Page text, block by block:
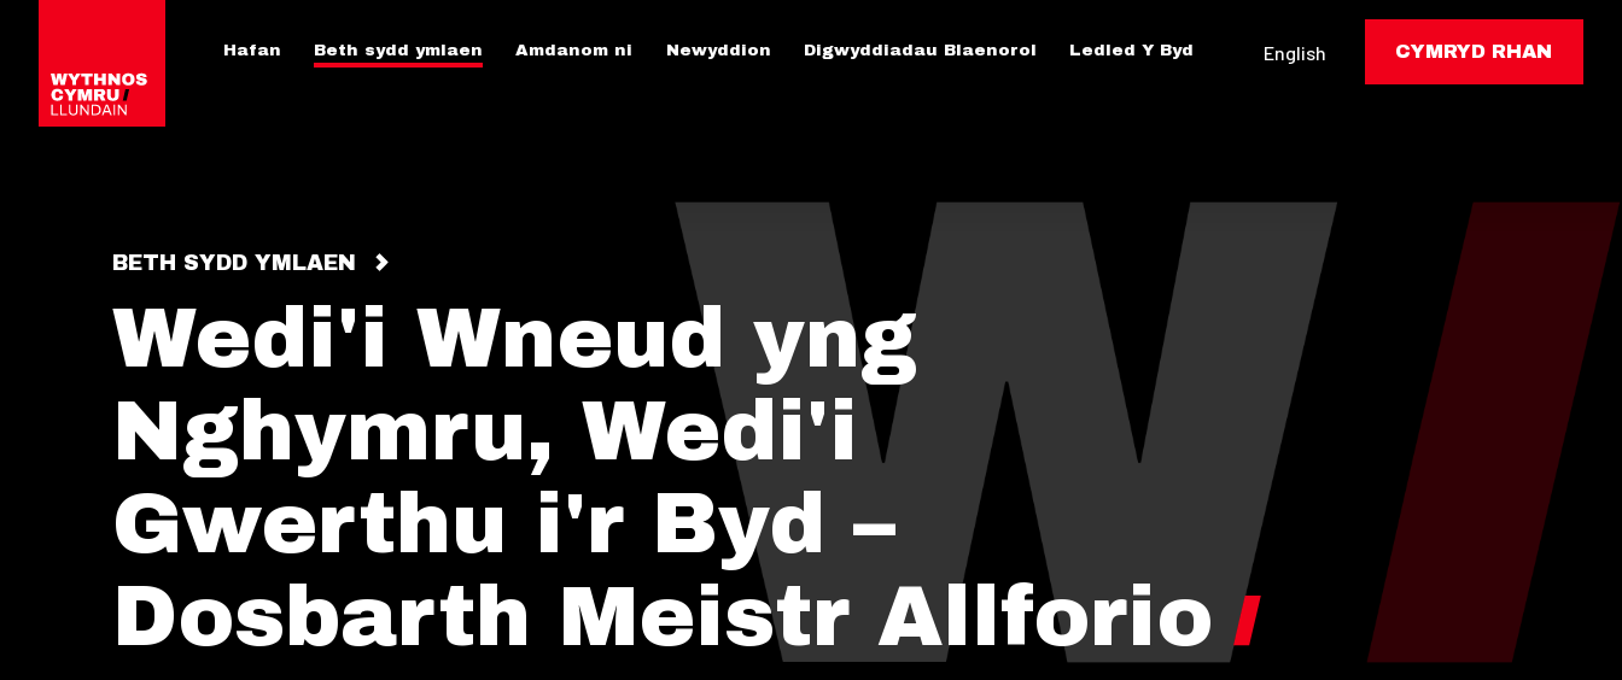
Hafan Beth sydd ymlaen Amdanom ni Newyddion Digwyddiadau Blaenorol Ledled Y Byd English CYMRYD RHAN
BETH SYDD YMLAEN
Wedi'i Wneud yng
Nghymru, Wedi'i
Gwerthu i'r Byd –
Dosbarth Meistr Allforio